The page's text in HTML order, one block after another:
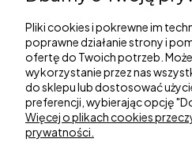
Zakupy
Informacje
Marki
Pliki cookies i pokrewne im
poprawne działanie strony i
ofertę do Twoich potrzeb.
wykorzystanie przez nas
do sklepu lub dostosować
preferencji, wybierając opcję
Więcej o plikach cookies
prywatności.